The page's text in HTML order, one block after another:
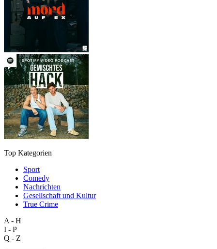
Top Kategorien
Sport
Comedy
Nachrichten
Gesellschaft und Kultur
True Crime
A - H
I - P
Q - Z